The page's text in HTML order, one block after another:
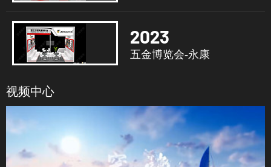
2023
五金博览会-永康
视频中心